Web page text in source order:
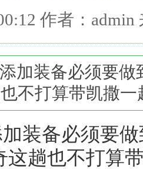
作者：admin
加装备必须要
不打算带凯撒
装备必须要
这趟也不打算